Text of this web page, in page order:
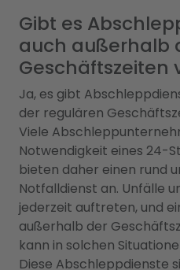
Gibt es
auch außerhalb
Geschäftszeiten
Ja, es gibt
der regulären
Viele
Notwendigkeit eines 24-
bieten daher einen rund
Notfalldienst an. Unfälle
jederzeit auftreten, und
außerhalb der
kann in solchen
Diese Abschleppdienste